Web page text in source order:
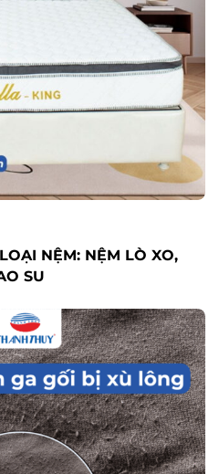
NỆM: NỆM LÒ XO,
SU